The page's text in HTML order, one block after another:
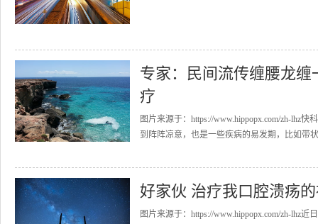
专家：民间流传缠腰龙
疗
图片来源于：https://www.hippopx.com/zh-lhz
到阵阵凉意，也是一些疾病的易发期，比如带
好家伙 治疗我口腔溃疡
图片来源于：https://www.hippopx.com/zh-lhz